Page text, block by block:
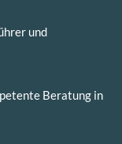
und
Beratung in